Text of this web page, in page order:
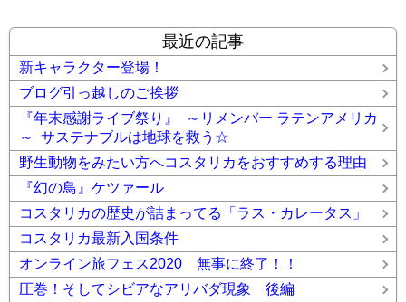
最近の記事
新キャラクター登場！
ブログ引っ越しのご挨拶
『年末感謝ライブ祭り』 ～リメンバー ラテンアメリカ
～ サステナブルは地球を救う☆
野生動物をみたい方へコスタリカをおすすめする理由
『幻の鳥』ケツァール
コスタリカの歴史が詰まってる「ラス・カレータス」
コスタリカ最新入国条件
オンライン旅フェス2020 無事に終了！！
圧巻！そしてシビアなアリバダ現象 後編